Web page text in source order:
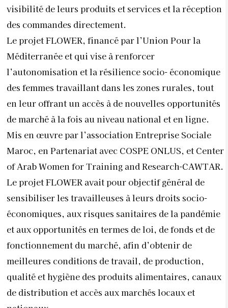
visibilité de leurs produits et services et la réception
des commandes directement.
Le projet FLOWER, financé par l’Union Pour la
Méditerranée et qui vise à renforcer
l’autonomisation et la résilience socio- économique
des femmes travaillant dans les zones rurales, tout
en leur offrant un accès à de nouvelles opportunités
de marché à la fois au niveau national et en ligne.
Mis en œuvre par l’association Entreprise Sociale
Maroc, en Partenariat avec COSPE ONLUS, et Center
of Arab Women for Training and Research-CAWTAR.
Le projet FLOWER avait pour objectif général de
sensibiliser les travailleuses à leurs droits socio-
économiques, aux risques sanitaires de la pandémie
et aux opportunités en termes de loi, de fonds et de
fonctionnement du marché, afin d’obtenir de
meilleures conditions de travail, de production,
qualité et hygiène des produits alimentaires, canaux
de distribution et accès aux marchés locaux et